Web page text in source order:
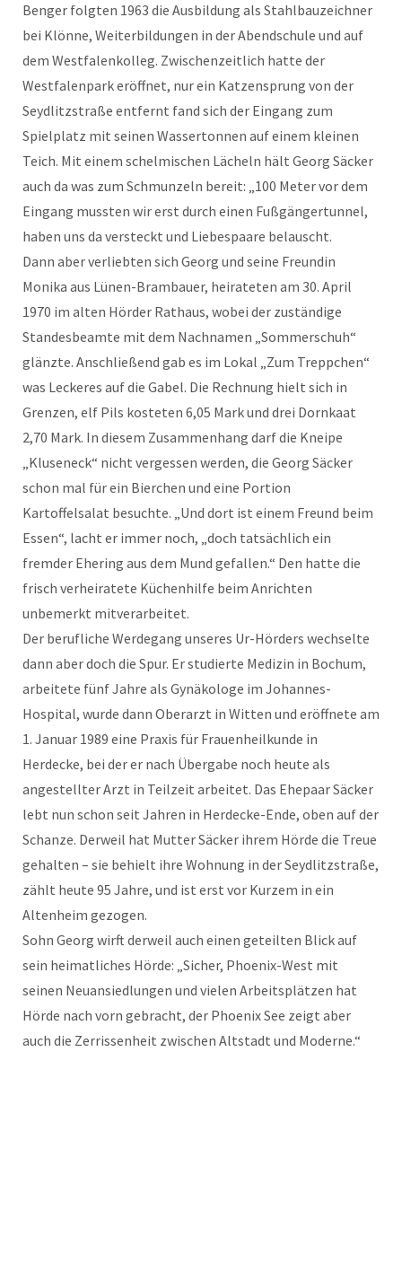
Benger folgten 1963 die Ausbildung als Stahlbauzeichner
bei Klönne, Weiterbildungen in der Abendschule und auf
dem Westfalenkolleg. Zwischenzeitlich hatte der
Westfalenpark eröffnet, nur ein Katzensprung von der
Seydlitzstraße entfernt fand sich der Eingang zum
Spielplatz mit seinen Wassertonnen auf einem kleinen
Teich. Mit einem schelmischen Lächeln hält Georg Säcker
auch da was zum Schmunzeln bereit: „100 Meter vor dem
Eingang mussten wir erst durch einen Fußgängertunnel,
haben uns da versteckt und Liebespaare belauscht.
Dann aber verliebten sich Georg und seine Freundin
Monika aus Lünen-Brambauer, heirateten am 30. April
1970 im alten Hörder Rathaus, wobei der zuständige
Standesbeamte mit dem Nachnamen „Sommerschuh“
glänzte. Anschließend gab es im Lokal „Zum Treppchen“
was Leckeres auf die Gabel. Die Rechnung hielt sich in
Grenzen, elf Pils kosteten 6,05 Mark und drei Dornkaat
2,70 Mark. In diesem Zusammenhang darf die Kneipe
„Kluseneck“ nicht vergessen werden, die Georg Säcker
schon mal für ein Bierchen und eine Portion
Kartoffelsalat besuchte. „Und dort ist einem Freund beim
Essen“, lacht er immer noch, „doch tatsächlich ein
fremder Ehering aus dem Mund gefallen.“ Den hatte die
frisch verheiratete Küchenhilfe beim Anrichten
unbemerkt mitverarbeitet.
Der berufliche Werdegang unseres Ur-Hörders wechselte
dann aber doch die Spur. Er studierte Medizin in Bochum,
arbeitete fünf Jahre als Gynäkologe im Johannes-
Hospital, wurde dann Oberarzt in Witten und eröffnete am
1. Januar 1989 eine Praxis für Frauenheilkunde in
Herdecke, bei der er nach Übergabe noch heute als
angestellter Arzt in Teilzeit arbeitet. Das Ehepaar Säcker
lebt nun schon seit Jahren in Herdecke-Ende, oben auf der
Schanze. Derweil hat Mutter Säcker ihrem Hörde die Treue
gehalten – sie behielt ihre Wohnung in der Seydlitzstraße,
zählt heute 95 Jahre, und ist erst vor Kurzem in ein
Altenheim gezogen.
Sohn Georg wirft derweil auch einen geteilten Blick auf
sein heimatliches Hörde: „Sicher, Phoenix-West mit
seinen Neuansiedlungen und vielen Arbeitsplätzen hat
Hörde nach vorn gebracht, der Phoenix See zeigt aber
auch die Zerrissenheit zwischen Altstadt und Moderne.“